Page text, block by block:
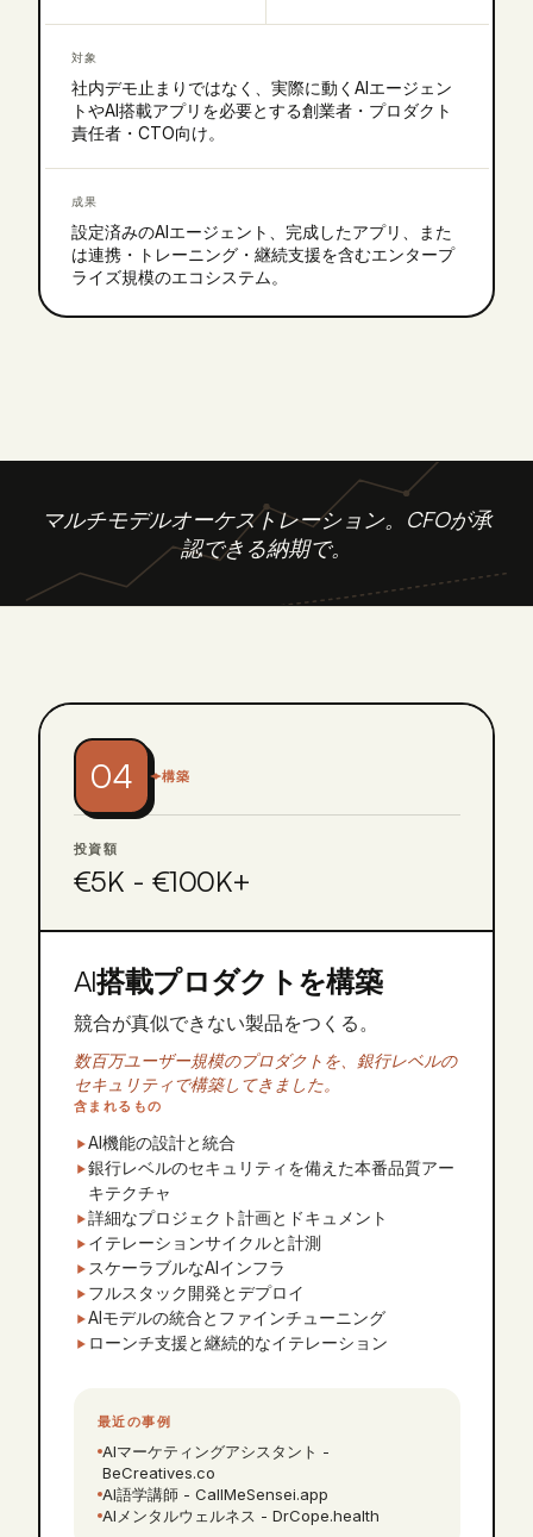
対象
社内デモ止まりではなく、実際に動くAIエージェン
トやAI搭載アプリを必要とする創業者・プロダクト
責任者・CTO向け。
成果
設定済みのAIエージェント、完成したアプリ、また
は連携・トレーニング・継続支援を含むエンタープ
ライズ規模のエコシステム。
マルチモデルオーケストレーション。CFOが承
認できる納期で。
04 構築
投資額
€5K - €100K+
AI搭載プロダクトを構築
競合が真似できない製品をつくる。
数百万ユーザー規模のプロダクトを、銀行レベルの
セキュリティで構築してきました。
含まれるもの
AI機能の設計と統合
銀行レベルのセキュリティを備えた本番品質アー
キテクチャ
詳細なプロジェクト計画とドキュメント
イテレーションサイクルと計測
スケーラブルなAIインフラ
フルスタック開発とデプロイ
AIモデルの統合とファインチューニング
ローンチ支援と継続的なイテレーション
最近の事例
AIマーケティングアシスタント -
BeCreatives.co
AI語学講師 - CallMeSensei.app
AIメンタルウェルネス - DrCope.health